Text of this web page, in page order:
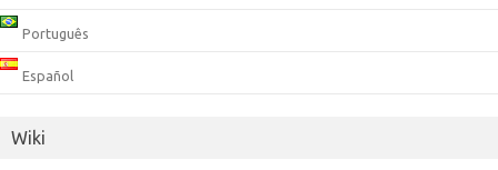
Português
Español
Wiki